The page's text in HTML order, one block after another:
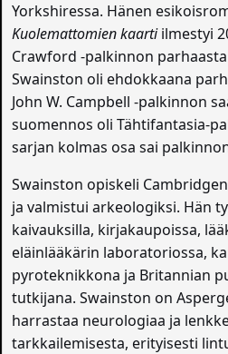
Yorkshiressa. Hänen
Kuolemattomien kaartiilmestyi
Crawford -palkinnon
Swainston oli ehdokkaana
John W. Campbell -palkinnon
suomennos oli Tähtifantasia-
sarjan kolmas osa sai
Swainston opiskeli
ja valmistui arkeologiksi. Hän
kaivauksilla, kirjakaupoissa,
eläinlääkärin laboratoriossa,
pyroteknikkona ja Britannian
tutkijana. Swainston on
harrastaa neurologiaa ja
tarkkailemisesta, erityisesti